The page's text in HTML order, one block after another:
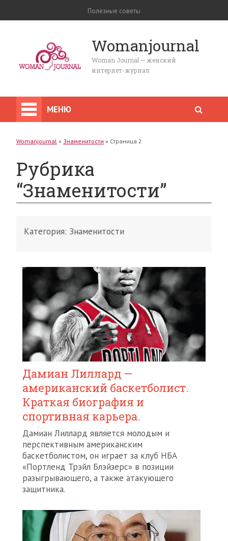
Полезные советы
Womanjournal
Woman Journal — женский
интернет-журнал
МЕНЮ
Womanjournal » Знаменитости » Страница 2
Рубрика
“Знаменитости”
Категория: Знаменитости
Дамиан Лиллард —
американский баскетболист.
Краткая биография и
спортивная карьера.
Дамиан Лиллард является молодым и
перспективным американским
баскетболистом, он играет за клуб НБА
«Портленд Трэйл Блэйзерс» в позиции
разыгрывающего, а также атакующего
защитника.